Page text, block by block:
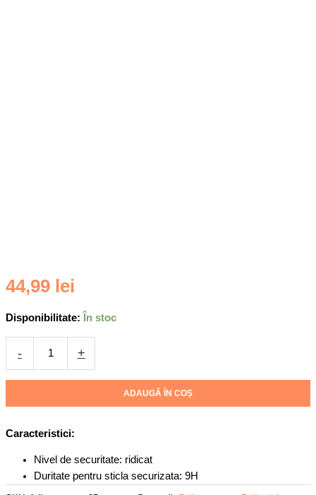
44,99 lei
Disponibilitate: În stoc
-
Folie
DaDen®
din
sticla
pentru
S25,
Cover,
Protectie
Profesionala,
Ultra
+
ADAUGĂ ÎN COȘ
Caracteristici:
Nivel de securitate: ridicat
Duritate pentru sticla securizata: 9H